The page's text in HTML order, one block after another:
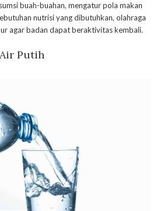
buah-buahan, mengatur pola makan
nutrisi yang dibutuhkan, olahraga
agar badan dapat beraktivitas kembali.
Putih